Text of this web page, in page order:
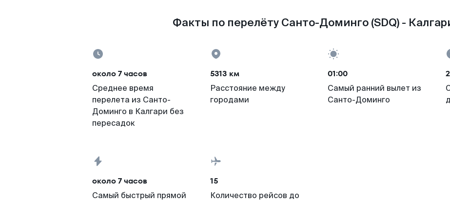
Факты по перелёту Санто-Доминго (SDQ) -
около 7 часов
Среднее время
перелета из Санто-
Доминго в Калгари без
пересадок
5313 км
Расстояние между
городами
01:00
Самый ранний вылет из
Санто-Доминго
около 7 часов
Самый быстрый прямой
15
Количество рейсов до